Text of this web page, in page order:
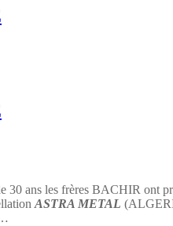
30 ans les frères BACHIR ont
ASTRA METAL